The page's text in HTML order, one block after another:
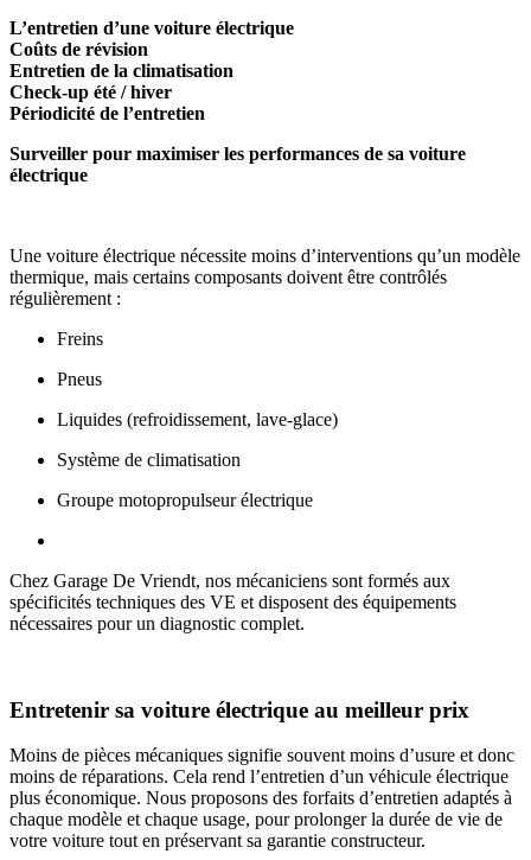
L’entretien d’une voiture électrique
Coûts de révision
Entretien de la climatisation
Check-up été / hiver
Périodicité de l’entretien
Surveiller pour maximiser les performances de sa voiture
électrique
Une voiture électrique nécessite moins d’interventions qu’un modèle
thermique, mais certains composants doivent être contrôlés
régulièrement :
Freins
Pneus
Liquides (refroidissement, lave-glace)
Système de climatisation
Groupe motopropulseur électrique
Chez Garage De Vriendt, nos mécaniciens sont formés aux
spécificités techniques des VE et disposent des équipements
nécessaires pour un diagnostic complet.
Entretenir sa voiture électrique au meilleur prix
Moins de pièces mécaniques signifie souvent moins d’usure et donc
moins de réparations. Cela rend l’entretien d’un véhicule électrique
plus économique. Nous proposons des forfaits d’entretien adaptés à
chaque modèle et chaque usage, pour prolonger la durée de vie de
votre voiture tout en préservant sa garantie constructeur.